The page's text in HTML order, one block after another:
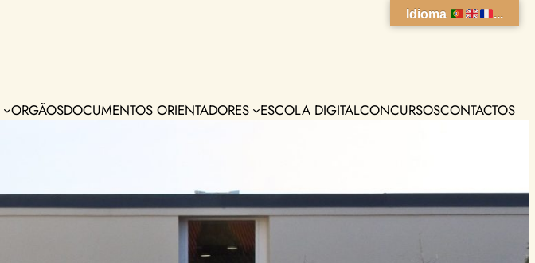
ORGÃOSDOCUMENTOS ORIENTADORES ESCOLA DIGITALCONCURSOSCONTACTOS
Idioma ...